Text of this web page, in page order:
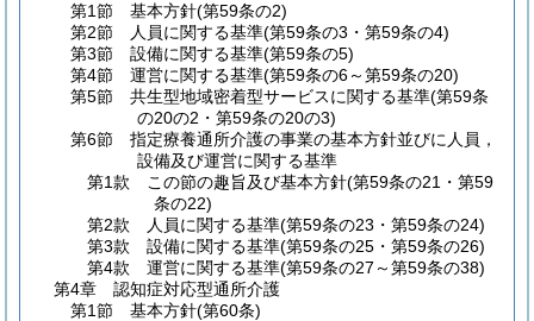
第1節
基本方針(第59条の2)
第2節
人員に関する基準(第59条の3・第59条の4)
第3節
設備に関する基準(第59条の5)
第4節
運営に関する基準(第59条の6～第59条の20)
第5節
共生型地域密着型サービスに関する基準(第59条
の20の2・第59条の20の3)
第6節
指定療養通所介護の事業の基本方針並びに人員，
設備及び運営に関する基準
第1款
この節の趣旨及び基本方針(第59条の21・第59
条の22)
第2款
人員に関する基準(第59条の23・第59条の24)
第3款
設備に関する基準(第59条の25・第59条の26)
第4款
運営に関する基準(第59条の27～第59条の38)
第4章
認知症対応型通所介護
第1節
基本方針(第60条)